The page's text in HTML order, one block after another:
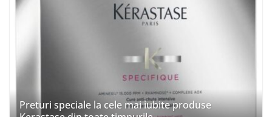
Preturi speciale la cele mai iubite produse